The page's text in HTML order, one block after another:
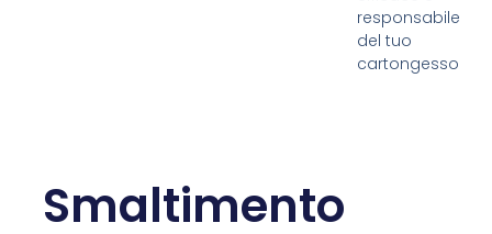
responsabile
del tuo
cartongesso
Smaltimento